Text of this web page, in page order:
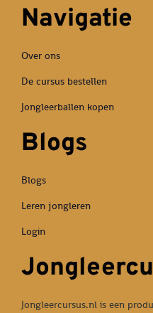
Navigatie
Over ons
De cursus bestellen
Jongleerballen kopen
Blogs
Blogs
Leren jongleren
Login
Jongleercursus.nl is een